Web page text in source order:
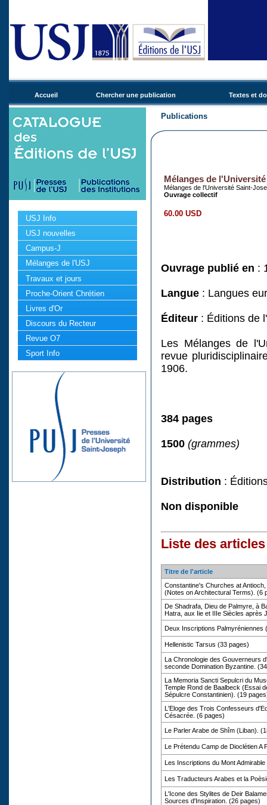
Accueil Chercher une publication Textes et
USJ Info
USJ nouvelles
Campus-J
Mélanges de l'USJ
Travaux et jours
Proche-Orient Chrétien
Livres d'Or
Discours du Recteur
Revue O7
Sport Info
Publications
Mélanges de
Mélanges de l'Université Saint-
Ouvrage collectif
60.00 USD
Ouvrage publié en :
Langue : Langues
Éditeur : Éditions de
Les Mélanges de
revue
1906.
384 pages
1500 (grammes)
Distribution :
Non disponible
Liste des
Titre de l'article
Constantine's Churches at
(Notes on Architectural Terms). (6
De Shadrafa, Dieu de Palmyre, à
Hatra, aux Iie et IIIe Siècles après
Deux Inscriptions Palmyréniennes
Hellenistic Tarsus (33 pages)
La Chronologie des Gouverneurs
seconde Domination Byzantine.
La Memoria Sancti Sepulcri du
Temple Rond de Baalbeck (Essai
Sépulcre Constantinien). (19
L'Eloge des Trois Confesseurs
Césacrée. (6 pages)
Le Parler Arabe de Shîm (Liban).
Le Prétendu Camp de Dioclétien A
Les Inscriptions du Mont
Les Traducteurs Arabes et la
L'Icone des Stylites de Deir
Sources d'Inspiration. (26 pages)